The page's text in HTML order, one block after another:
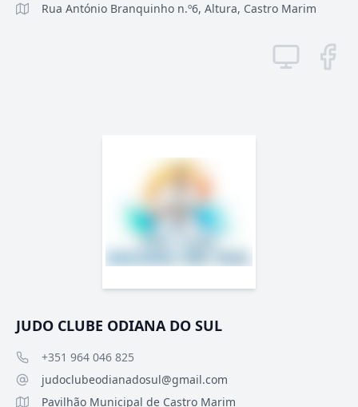
Rua António Branquinho n.º6, Altura, Castro Marim
JUDO CLUBE ODIANA DO SUL
+351 964 046 825
judoclubeodianadosul@gmail.com
Pavilhão Municipal de Castro Marim